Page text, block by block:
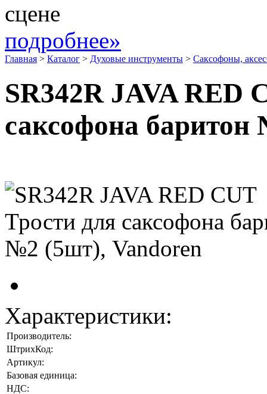
сцене
подробнее»
Главная > Каталог > Духовые инструменты > Саксофоны,
SR342R JAVA RED
саксофона
Характеристики:
Производитель:
ШтрихКод:
Артикул:
Базовая единица:
НДС: